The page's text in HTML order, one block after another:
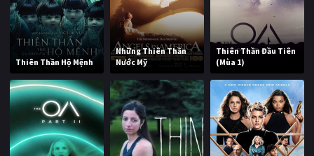
Thiên Thần Hộ Mệnh
Những Thiên Thần
Nước Mỹ
Thiên Thần Đầu Tiên
(Mùa 1)